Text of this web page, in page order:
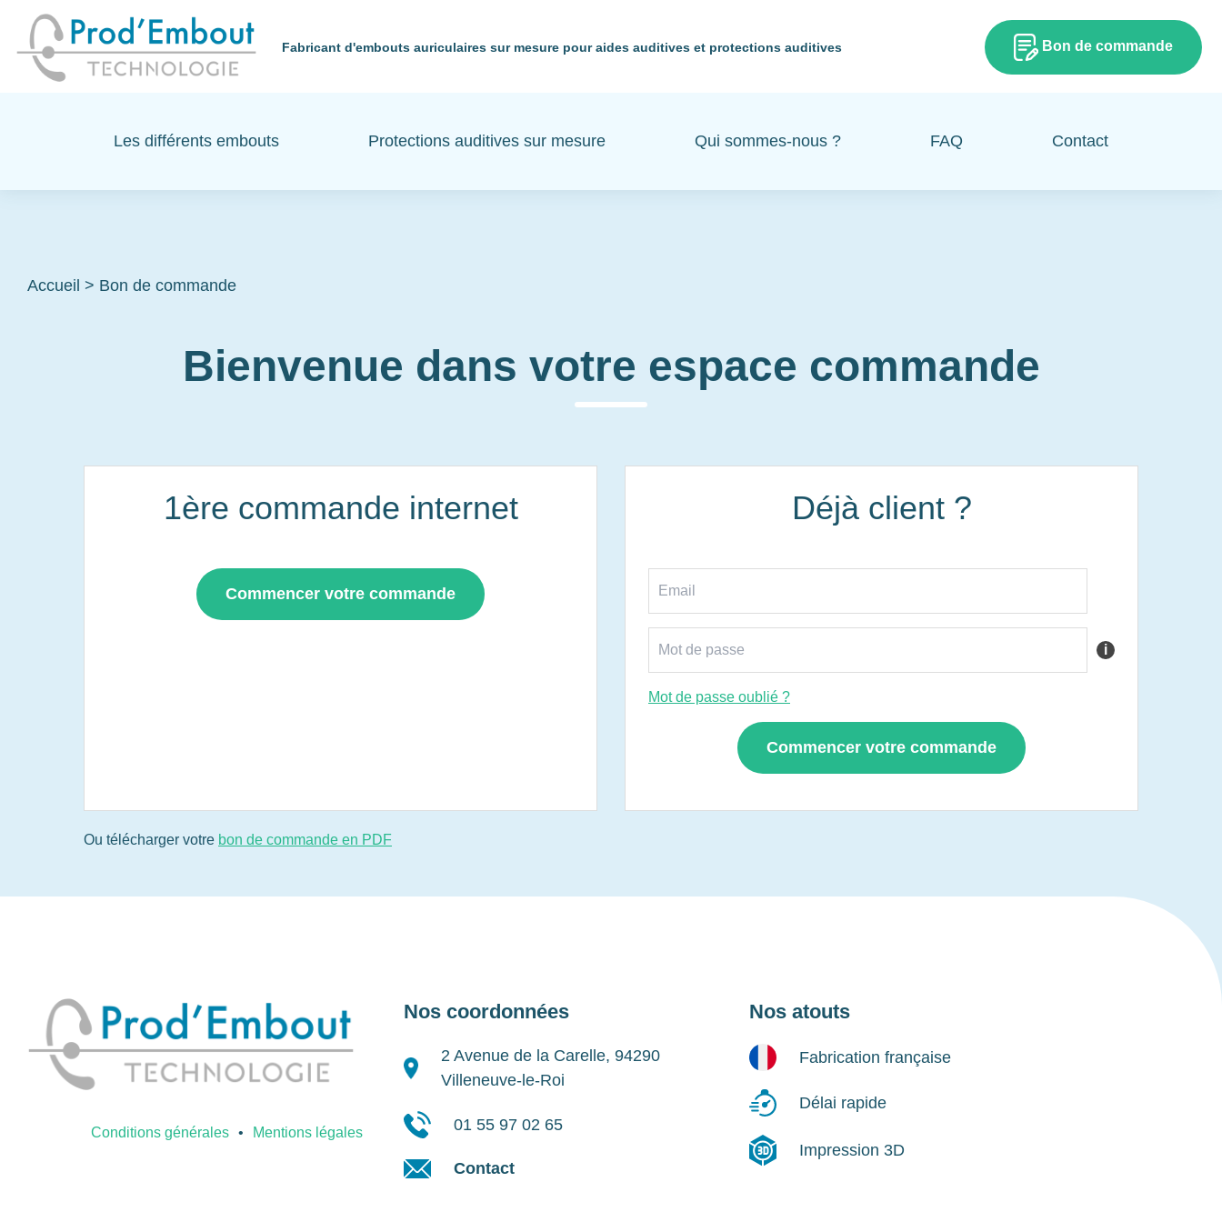
Fabricant d'embouts auriculaires sur mesure pour aides auditives et protections auditives Bon de commande
Les différents embouts Protections auditives sur mesure Qui sommes-nous ? FAQ Contact
Accueil > Bon de commande
Bienvenue dans votre espace commande
1ère commande internet
Commencer votre commande
Déjà client ?
i
Mot de passe oublié ?
Ou télécharger votre bon de commande en PDF
Conditions générales Mentions légales
Nos coordonnées
2 Avenue de la Carelle, 94290
Villeneuve-le-Roi
01 55 97 02 65
Contact
Nos atouts
Fabrication française
Délai rapide
Impression 3D